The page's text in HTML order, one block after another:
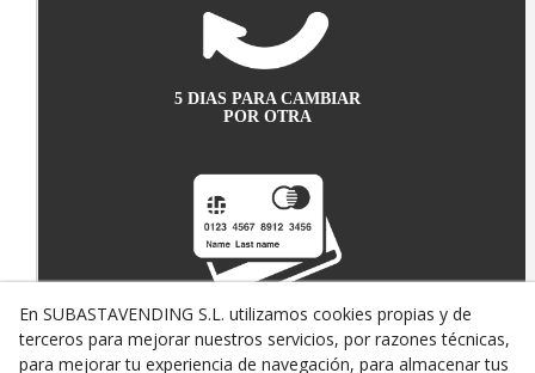
5 DIAS PARA CAMBIAR
POR OTRA
PAGO SEGURO CON
TARJETA DE CRÉDITO
En SUBASTAVENDING S.L. utilizamos cookies propias y de
terceros para mejorar nuestros servicios, por razones técnicas,
para mejorar tu experiencia de navegación, para almacenar tus